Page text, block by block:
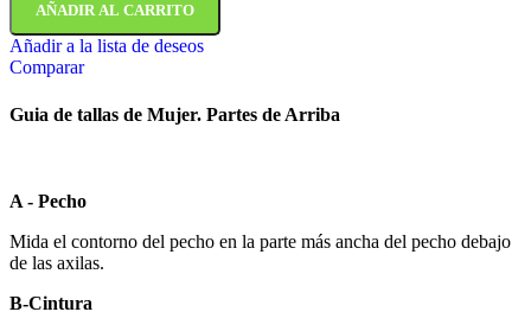
AÑADIR AL CARRITO
Añadir a la lista de deseos
Comparar
Guia de tallas de Mujer. Partes de Arriba
A - Pecho
Mida el contorno del pecho en la parte más ancha del pecho debajo
de las axilas.
B-Cintura